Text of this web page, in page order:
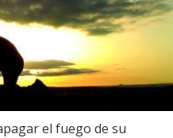
el fuego de su